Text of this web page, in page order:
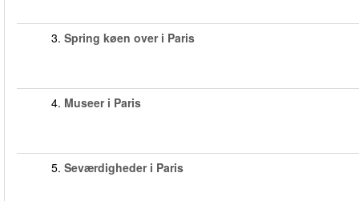
3. Spring køen over i Paris
4. Museer i Paris
5. Seværdigheder i Paris